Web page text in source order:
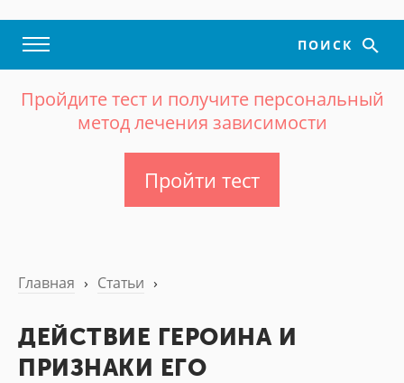
ПОИСК
Пройдите тест и получите персональный
метод лечения зависимости
Пройти тест
Главная › Статьи ›
ДЕЙСТВИЕ ГЕРОИНА И
ПРИЗНАКИ ЕГО